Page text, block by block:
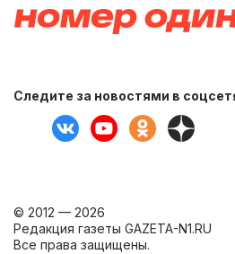
Следите за новостями в
© 2012 — 2026
Редакция газеты GAZETA-N1.RU
Все права защищены.